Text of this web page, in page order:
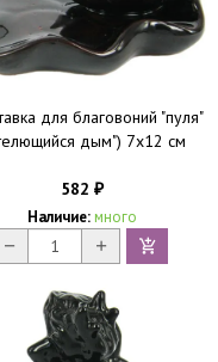
для благовоний "пуля"
дым") 7х12 см
582 ₽
Наличие: много